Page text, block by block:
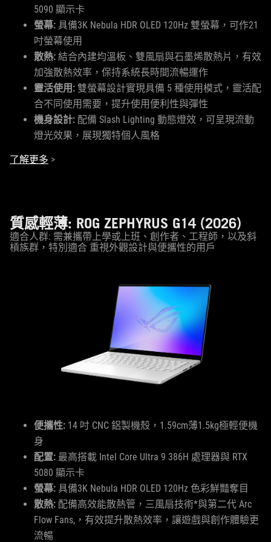
5090 顯示卡
螢幕: 具備3K Nebula HDR OLED 120Hz 雙螢幕，可作21
吋螢幕使用
散熱: 結合內建均溫板、雙風扇與石墨烯散熱片，有效
加強散熱效率，保持系統長時間流暢運作
靈活使用: 雙螢幕設計實現具備 5 種使用模式，靈活配
合不同使用需要，提升使用便利性與彈性
機身設計: 配備 Slash Lighting 動態燈效，可呈現流動
燈光效果，展現獨特個人風格
了解更多 >
質感輕薄: ROG ZEPHYRUS G14 (2026)
適合人群: 需兼攜帶上學或上班、創作者、工程師，以及斜
槓族群，特別適合 重視外觀設計與便攜性的用戶
便攜性: 14 吋 CNC 鋁製機殼，1.59cm薄1.5kg極輕便機
身
配置: 最高搭載 Intel Core Ultra 9 386H 處理器與 RTX
5080 顯示卡
螢幕: 具備3K Nebula HDR OLED 120Hz 色彩鮮豔奪目
散熱: 配備高效能散熱管，三風扇技術*與第二代 Arc
Flow Fans,，有效提升散熱效率，讓遊戲與創作體驗更
流暢